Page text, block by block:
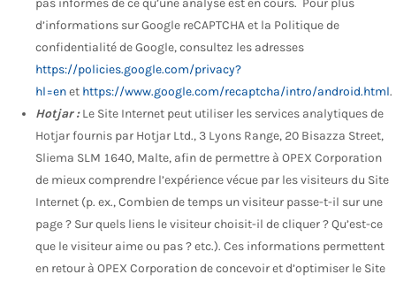
pas informés de ce qu’une analyse est en cours. Pour plus
d’informations sur Google reCAPTCHA et la Politique de
confidentialité de Google, consultez les adresses
https://policies.google.com/privacy?
hl=enet https://www.google.com/recaptcha/intro/android.html.
Hotjar :Le Site Internet peut utiliser les services analytiques de
Hotjar fournis par Hotjar Ltd., 3 Lyons Range, 20 Bisazza Street,
Sliema SLM 1640, Malte, afin de permettre à OPEX Corporation
de mieux comprendre l’expérience vécue par les visiteurs du Site
Internet (p. ex., Combien de temps un visiteur passe-t-il sur une
page ? Sur quels liens le visiteur choisit-il de cliquer ? Qu’est-ce
que le visiteur aime ou pas ? etc.). Ces informations permettent
en retour à OPEX Corporation de concevoir et d’optimiser le Site